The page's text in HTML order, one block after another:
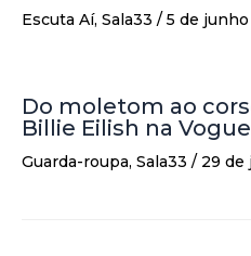
Escuta Aí, Sala33 / 5 de
Do moletom ao
Billie Eilish na Vogue
Guarda-roupa, Sala33 / 29 de